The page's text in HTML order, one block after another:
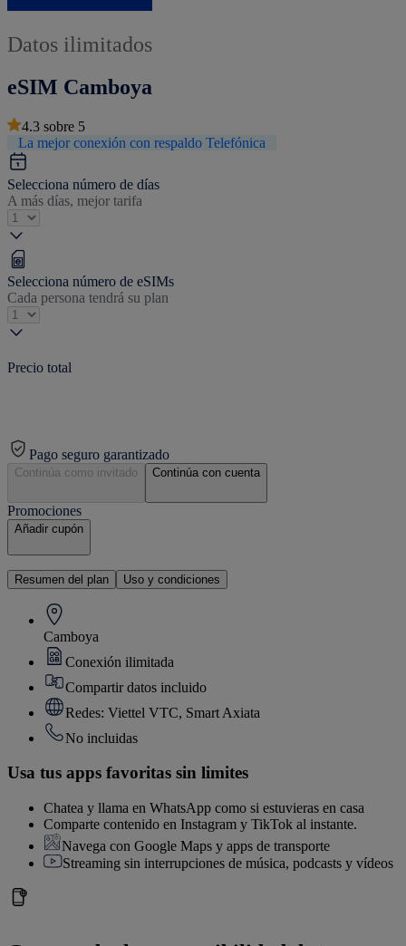
Datos ilimitados
eSIM Camboya
4.3 sobre 5
La mejor conexión con respaldo Telefónica
Selecciona número de días
A más días, mejor tarifa
Selecciona número de eSIMs
Cada persona tendrá su plan
Precio total
Pago seguro garantizado
Continúa como invitado Continúa con cuenta
Promociones
Añadir cupón
Resumen del plan Uso y condiciones
Camboya
Conexión ilimitada
Compartir datos incluido
Redes: Viettel VTC, Smart Axiata
No incluidas
Usa tus apps favoritas sin limites
Chatea y llama en WhatsApp como si estuvieras en casa
Comparte contenido en Instagram y TikTok al instante.
Navega con Google Maps y apps de transporte
Streaming sin interrupciones de música, podcasts y vídeos